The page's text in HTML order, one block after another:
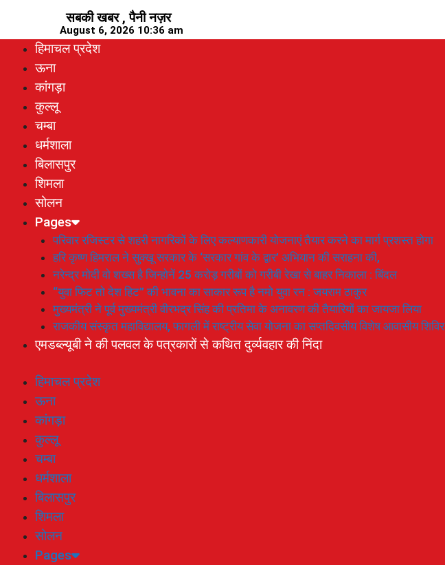
content
सबकी खबर , पैनी नज़र
August 6, 2026 10:36 am
हिमाचल प्रदेश
ऊना
कांगड़ा
कुल्लू
चम्बा
धर्मशाला
बिलासपुर
शिमला
सोलन
Pages
परिवार रजिस्टर से शहरी नागरिकों के लिए कल्याणकारी योजनाएं तैयार करने का मार्ग प्रशस्त होगा
हरि कृष्ण हिमराल ने सुक्खू सरकार के ‘सरकार गांव के द्वार’ अभियान की सराहना की,
नरेन्द्र मोदी वो शख्स है जिन्होनें 25 करोड़ गरीबों को गरीबी रेखा से बाहर निकाला : बिंदल
“युवा फिट तो देश हिट” की भावना का साकार रूप है नमो युवा रन : जयराम ठाकुर
मुख्यमंत्री ने पूर्व मुख्यमंत्री वीरभद्र सिंह की प्रतिमा के अनावरण की तैयारियों का जायजा लिया
राजकीय संस्कृत महाविद्यालय, फागली में राष्ट्रीय सेवा योजना का सप्तदिवसीय विशेष आवासीय शिविर
एमडब्ल्यूबी ने की पलवल के पत्रकारों से कथित दुर्व्यवहार की निंदा
हिमाचल प्रदेश
ऊना
कांगड़ा
कुल्लू
चम्बा
धर्मशाला
बिलासपुर
शिमला
सोलन
Pages